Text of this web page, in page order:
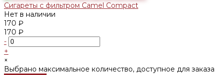
Сигареты с фильтром Camel Compact
Нет в наличии
170 ₽
170 ₽
-
+
×
Выбрано максимальное количество, доступное для заказа